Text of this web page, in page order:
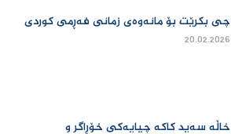
چی بكرێت بۆ مانەوەی زمانی فەڕمی كوردی
20.02.2026
خاڵە سەید کاکە چیایەکی خۆڕاگر و